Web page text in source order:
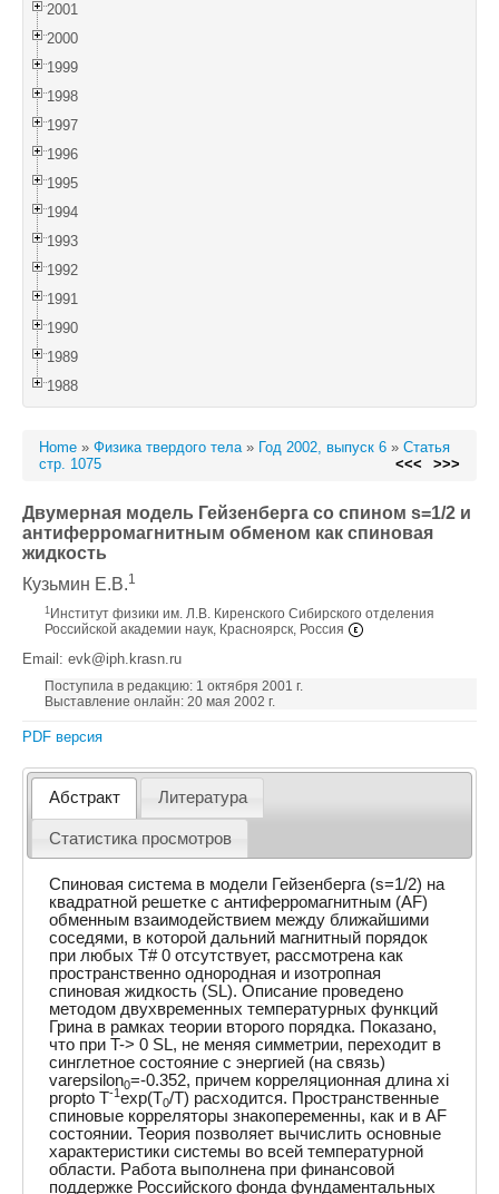
2001
2000
1999
1998
1997
1996
1995
1994
1993
1992
1991
1990
1989
1988
Home » Физика твердого тела» Год 2002, выпуск 6 » Статья
стр. 1075
<<< >>>
Двумерная модель Гейзенберга со спином s=1/2 и
антиферромагнитным обменом как спиновая
жидкость
Кузьмин Е.В.1
1 Институт физики им. Л.В. Киренского Сибирского отделения
Российской академии наук, Красноярск, Россия
Email: evk@iph.krasn.ru
Поступила в редакцию: 1 октября 2001 г.
Выставление онлайн: 20 мая 2002 г.
PDF версия
Абстракт Литература
Статистика просмотров
Спиновая система в модели Гейзенберга (s=1/2) на
квадратной решетке с антиферромагнитным (AF)
обменным взаимодействием между ближайшими
соседями, в которой дальний магнитный порядок
при любых T# 0 отсутствует, рассмотрена как
пространственно однородная и изотропная
спиновая жидкость (SL). Описание проведено
методом двухвременных температурных функций
Грина в рамках теории второго порядка. Показано,
что при T-> 0 SL, не меняя симметрии, переходит в
синглетное состояние с энергией (на связь)
varepsilon0=-0.352, причем корреляционная длина xi
propto T-1 exp(T0/T) расходится. Пространственные
спиновые корреляторы знакопеременны, как и в AF
состоянии. Теория позволяет вычислить основные
характеристики системы во всей температурной
области. Работа выполнена при финансовой
поддержке Российского фонда фундаментальных